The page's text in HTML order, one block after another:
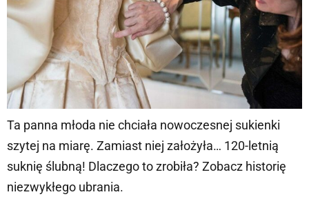
Ta panna młoda nie chciała nowoczesnej sukienki
szytej na miarę. Zamiast niej założyła… 120-letnią
suknię ślubną! Dlaczego to zrobiła? Zobacz historię
niezwykłego ubrania.